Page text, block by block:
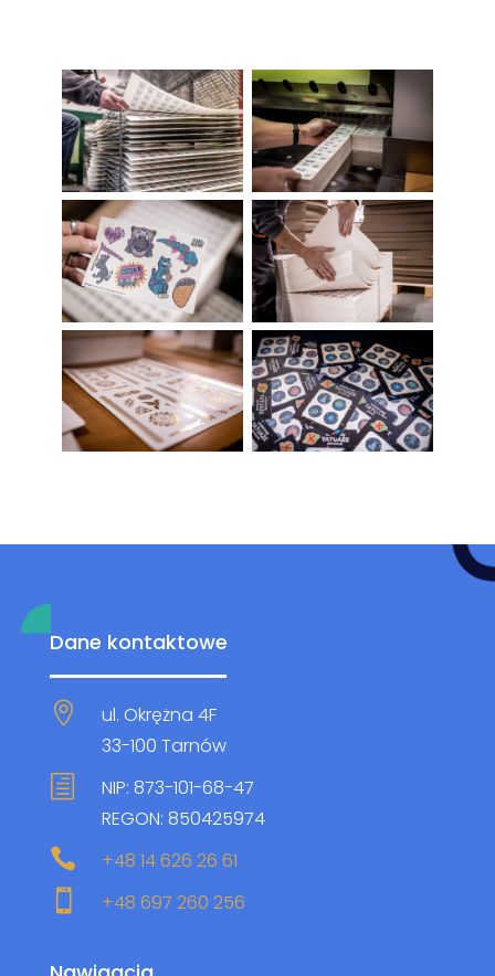
Dane kontaktowe

ul. Okrężna 4F
33-100 Tarnów
h
NIP: 873-101-68-47
REGON: 850425974
 +48 14 626 26 61
 +48 697 260 256